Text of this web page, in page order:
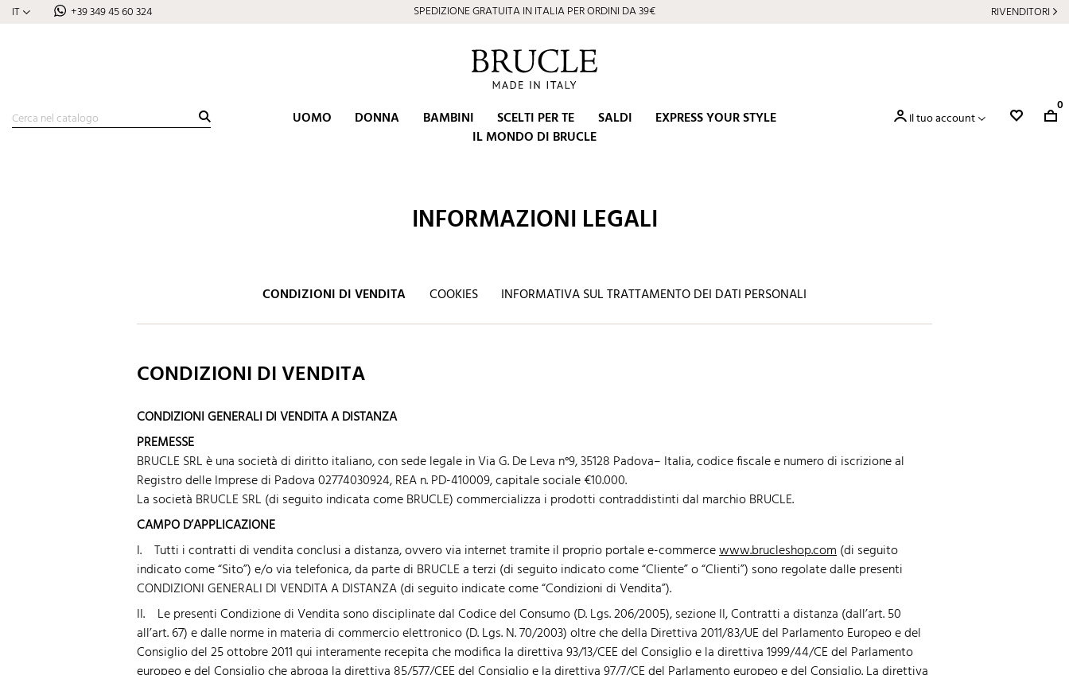
IT +39 349 45 60 324 SPEDIZIONE GRATUITA IN ITALIA PER ORDINI DA 39€ RIVENDITORI
UOMO DONNA BAMBINI SCELTI PER TE SALDI
EXPRESS YOUR STYLE
IL MONDO DI BRUCLE
Il tuo account
0
INFORMAZIONI LEGALI
CONDIZIONI DI VENDITA COOKIES INFORMATIVA SUL TRATTAMENTO DEI DATI PERSONALI
CONDIZIONI DI VENDITA
CONDIZIONI GENERALI DI VENDITA A DISTANZA
PREMESSE
BRUCLE SRL è una società di diritto italiano, con sede legale in Via G. De Leva n°9, 35128 Padova– Italia, codice fiscale e numero di iscrizione al
Registro delle Imprese di Padova 02774030924, REA n. PD-410009, capitale sociale €10.000.
La società BRUCLE SRL (di seguito indicata come BRUCLE) commercializza i prodotti contraddistinti dal marchio BRUCLE.
CAMPOD’APPLICAZIONE
I. Tutti i contratti di vendita conclusi a distanza, ovvero via internet tramite il proprio portale e-commercewww.brucleshop.com(di seguito
indicato come “Sito”) e/o via telefonica, da parte di BRUCLE a terzi (di seguito indicato come “Cliente” o “Clienti”) sono regolate dalle presenti
CONDIZIONI GENERALI DI VENDITA A DISTANZA (di seguito indicate come “Condizioni di Vendita”).
II. Le presenti Condizione di Vendita sono disciplinate dal Codice del Consumo (D. Lgs. 206/2005), sezione II, Contratti a distanza (dall’art. 50
all’art. 67) e dalle norme in materia di commercio elettronico (D. Lgs. N. 70/2003) oltre che della Direttiva 2011/83/UE del Parlamento Europeo e del
Consiglio del 25 ottobre 2011 qui interamente recepita che modifica la direttiva 93/13/CEE del Consiglio e la direttiva 1999/44/CE del Parlamento